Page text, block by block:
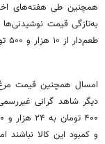
به‌تازگی قیمت
طعم‌دار از ۱۰ هزار و ۵۰۰ تومان به ۱۳ هزار و ۵۰۰ تومان افزایش یافته است.
و کمبود این کالا